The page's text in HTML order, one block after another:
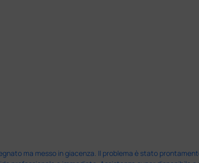
ma messo in giacenza. Il problema è stato